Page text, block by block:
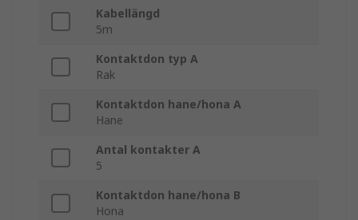
Kabellängd
5m
Kontaktdon typ A
Rak
Kontaktdon hane/hona A
Hane
Antal kontakter A
5
Kontaktdon hane/hona B
Hona